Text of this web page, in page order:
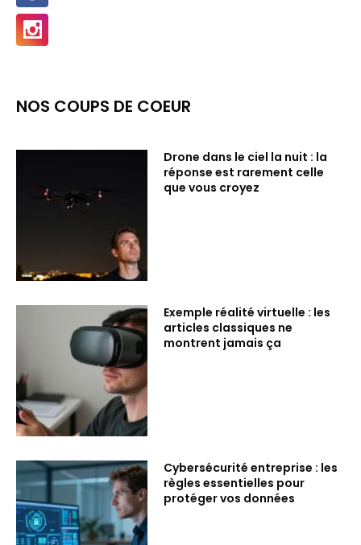
NOS COUPS DE COEUR
Drone dans le ciel la nuit : la
réponse est rarement celle
que vous croyez
Exemple réalité virtuelle : les
articles classiques ne
montrent jamais ça
Cybersécurité entreprise : les
règles essentielles pour
protéger vos données